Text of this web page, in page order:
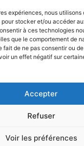
expériences, nous
stocker et/ou accéder
à ces technologies
que le comportement de
fait de ne pas consentir ou
un effet négatif sur
Accepter
Refuser
Voir les préférences